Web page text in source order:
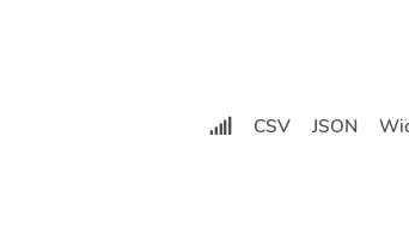
CSV JSON